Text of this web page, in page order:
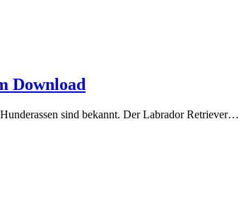
Download
sind bekannt. Der Labrador Retriever…